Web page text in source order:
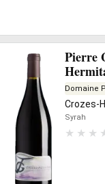
Pierre
Domaine
Crozes-
Syrah